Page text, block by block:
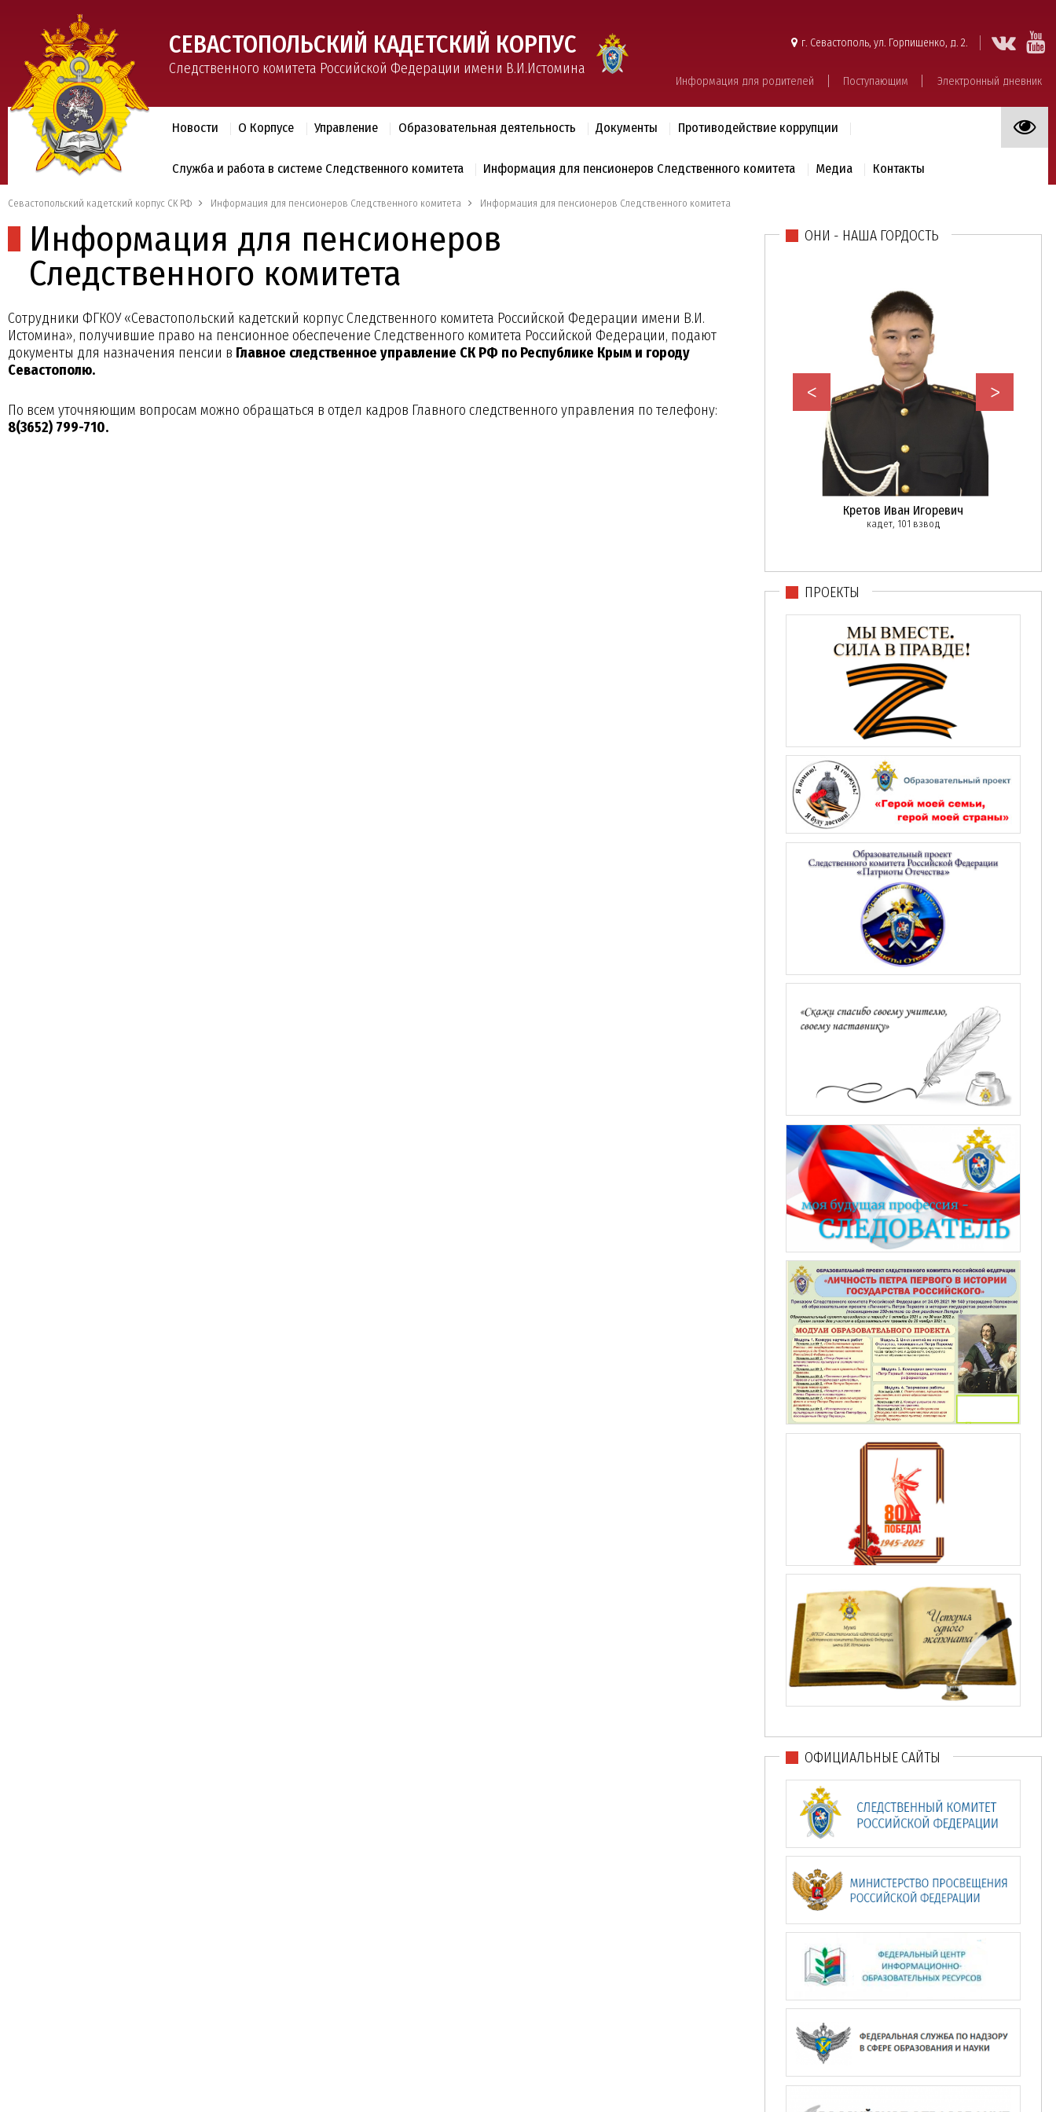
СЕВАСТОПОЛЬСКИЙ КАДЕТСКИЙ КОРПУС
Следственного комитета Российской Федерации имени В.И.Истомина
г. Севастополь, ул. Горпищенко, д. 2.
Информация для родителей Поступающим Электронный дневник
Новости О Корпусе Управление Образовательная деятельность Документы Противодействие коррупции
Служба и работа в системе Следственного комитета Информация для пенсионеров Следственного комитета Медиа Контакты
Севастопольский кадетский корпус СК РФ Информация для пенсионеров Следственного комитета Информация для пенсионеров Следственного комитета
Информация для пенсионеров
Следственного комитета
Сотрудники ФГКОУ «Севастопольский кадетский корпус Следственного комитета Российской Федерации имени В.И.
Истомина», получившие право на пенсионное обеспечение Следственного комитета Российской Федерации, подают
документы для назначения пенсии в Главное следственное управление СК РФ по Республике Крым и городу
Севастополю.
По всем уточняющим вопросам можно обращаться в отдел кадров Главного следственного управления по телефону:
8(3652) 799-710.
ОНИ - НАША ГОРДОСТЬ
Кретов Иван Игоревич
кадет, 101 взвод
< >
ПРОЕКТЫ
ОФИЦИАЛЬНЫЕ САЙТЫ